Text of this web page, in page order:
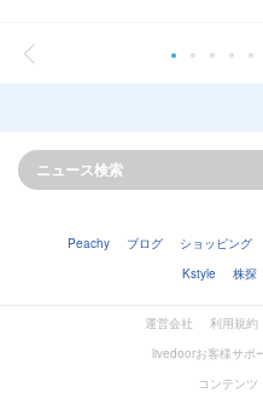
Peachy ブログ ショッピング
Kstyle
株探
運営会社 利用規約
livedoorお客様サポ
コンテンツ